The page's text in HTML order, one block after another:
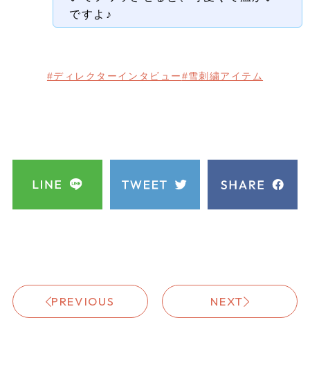
ですよ♪
#ディレクターインタビュー#雪刺繍アイテム
PREVIOUS NEXT